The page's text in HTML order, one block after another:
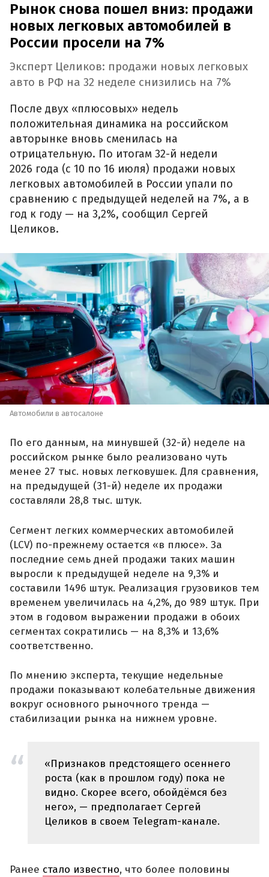
Рынок снова пошел вниз: продажи
новых легковых автомобилей в
России просели на 7%
Эксперт Целиков: продажи новых легковых
авто в РФ на 32 неделе снизились на 7%
После двух «плюсовых» недель
положительная динамика на российском
авторынке вновь сменилась на
отрицательную. По итогам 32-й недели
2026 года (с 10 по 16 июля) продажи новых
легковых автомобилей в России упали по
сравнению с предыдущей неделей на 7%, а в
год к году — на 3,2%, сообщил Сергей
Целиков.
Автомобили в автосалоне
По его данным, на минувшей (32-й) неделе на
российском рынке было реализовано чуть
менее 27 тыс. новых легковушек. Для сравнения,
на предыдущей (31-й) неделе их продажи
составляли 28,8 тыс. штук.
Сегмент легких коммерческих автомобилей
(LCV) по-прежнему остается «в плюсе». За
последние семь дней продажи таких машин
выросли к предыдущей неделе на 9,3% и
составили 1496 штук. Реализация грузовиков тем
временем увеличилась на 4,2%, до 989 штук. При
этом в годовом выражении продажи в обоих
сегментах сократились — на 8,3% и 13,6%
соответственно.
По мнению эксперта, текущие недельные
продажи показывают колебательные движения
вокруг основного рыночного тренда —
стабилизации рынка на нижнем уровне.
«Признаков предстоящего осеннего
роста (как в прошлом году) пока не
видно. Скорее всего, обойдёмся без
него», — предполагает Сергей
Целиков в своем Telegram-канале.
Ранее стало известно, что более половины